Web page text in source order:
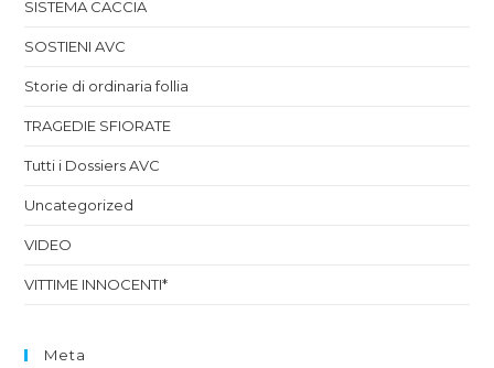
SISTEMA CACCIA
SOSTIENI AVC
Storie di ordinaria follia
TRAGEDIE SFIORATE
Tutti i Dossiers AVC
Uncategorized
VIDEO
VITTIME INNOCENTI*
Meta